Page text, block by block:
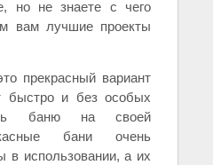
но не знаете с чего
вам лучшие проекты
прекрасный вариант
быстро и без особых
баню на своей
бани очень
в использовании, а их